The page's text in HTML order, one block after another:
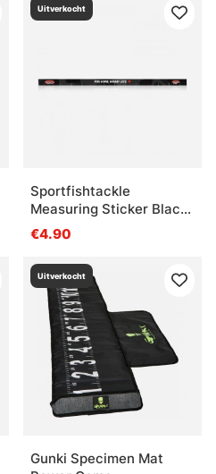
Uitverkocht
Sportfishtackle
Measuring Sticker Black
Camo - 136x5cm
€4.90
Uitverkocht
Gunki Specimen Mat